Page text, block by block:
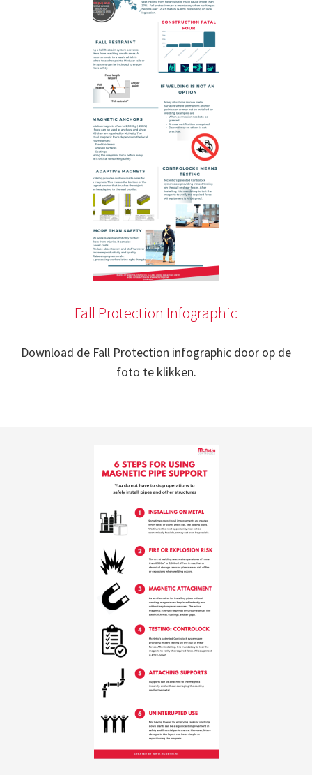
Fall Protection Infographic
Download de Fall Protection infographic door op de
foto te klikken.